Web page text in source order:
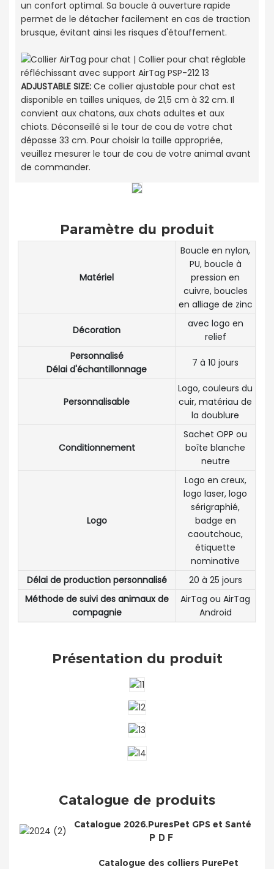
un confort optimal. Sa boucle à ouverture rapide
permet de le détacher facilement en cas de traction
brusque, évitant ainsi les risques d'étouffement.
ADJUSTABLE SIZE: Ce collier ajustable pour chat est
disponible en tailles uniques, de 21,5 cm à 32 cm. Il
convient aux chatons, aux chats adultes et aux
chiots. Déconseillé si le tour de cou de votre chat
dépasse 33 cm. Pour choisir la taille appropriée,
veuillez mesurer le tour de cou de votre animal avant
de commander.
Paramètre du produit
Matériel
Boucle en nylon,
PU, ​​boucle à
pression en
cuivre, boucles
en alliage de zinc
Décoration
avec logo en
relief
Personnalisé
Délai d'échantillonnage
7 à 10 jours
Personnalisable
Logo, couleurs du
cuir, matériau de
la doublure
Conditionnement
Sachet OPP ou
boîte blanche
neutre
Logo
Logo en creux,
logo laser, logo
sérigraphié,
badge en
caoutchouc,
étiquette
nominative
Délai de production personnalisé
20 à 25 jours
Méthode de suivi des animaux de
compagnie
AirTag ou AirTag
Android
Présentation du produit
Catalogue de produits
Catalogue 2026.PuresPet GPS et Santé
PDF
Catalogue des colliers PurePet